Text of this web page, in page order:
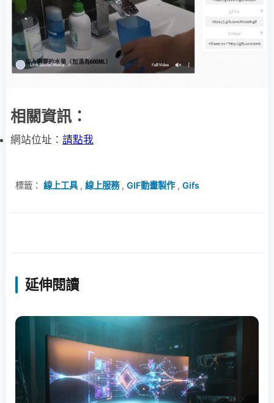
相關資訊：
網站位址： 請點我
標籤： 線上工具, 線上服務, GIF動畫製作, Gifs
延伸閱讀